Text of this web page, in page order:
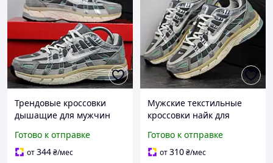
Трендовые кроссовки
дышащие для мужчин
Готово к отправке
от344₴/мес
Мужские текстильные
кроссовки найк для
23
Готово к отправке
от310₴/мес